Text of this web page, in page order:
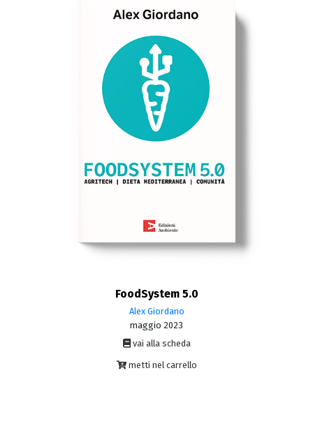
FoodSystem 5.0
Alex Giordano
maggio 2023
vai alla scheda
metti nel carrello